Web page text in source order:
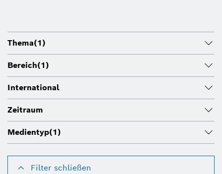
Thema(1)
Bereich(1)
International
Zeitraum
Medientyp(1)
Filter schließen